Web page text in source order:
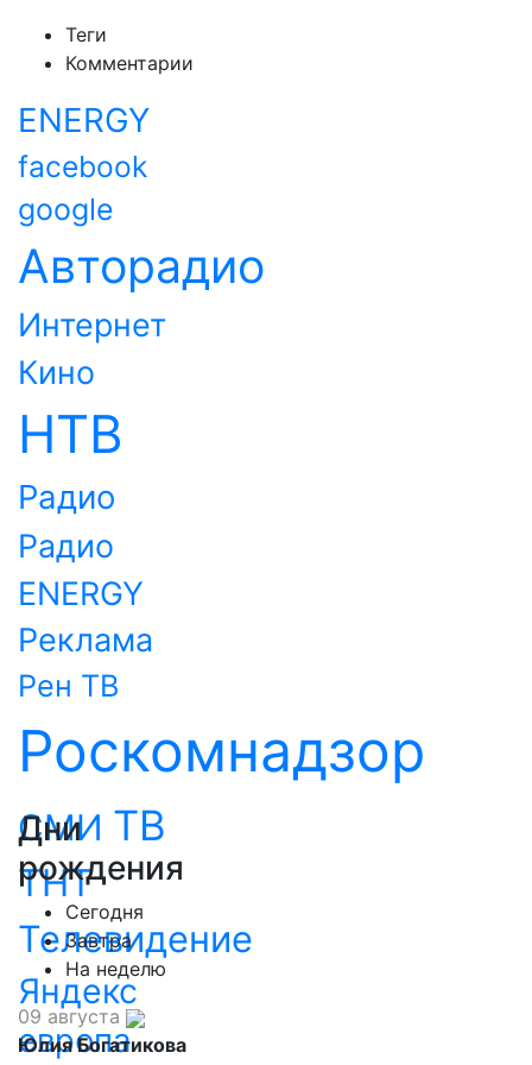
Теги
Комментарии
ENERGY
facebook
google
Авторадио
Интернет
Кино
НТВ
Радио
Радио
ENERGY
Реклама
Рен ТВ
Роскомнадзор
СМИ ТВ
ТНТ
Телевидение
Яндекс
европа
Дни
рождения
Сегодня
Завтра
На неделю
09 августа
Юлия Богатикова